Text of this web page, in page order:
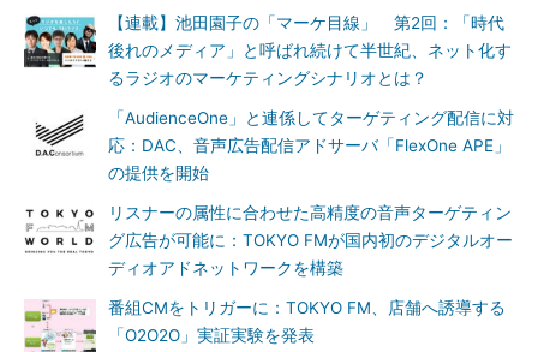
【連載】池田園子の「マーケ目線」 第2回：「時代
後れのメディア」と呼ばれ続けて半世紀、ネット化す
るラジオのマーケティングシナリオとは？
「AudienceOne」と連係してターゲティング配信に対
応：DAC、音声広告配信アドサーバ「FlexOne APE」
の提供を開始
リスナーの属性に合わせた高精度の音声ターゲティン
グ広告が可能に：TOKYO FMが国内初のデジタルオー
ディオアドネットワークを構築
番組CMをトリガーに：TOKYO FM、店舗へ誘導する
「O2O2O」実証実験を発表